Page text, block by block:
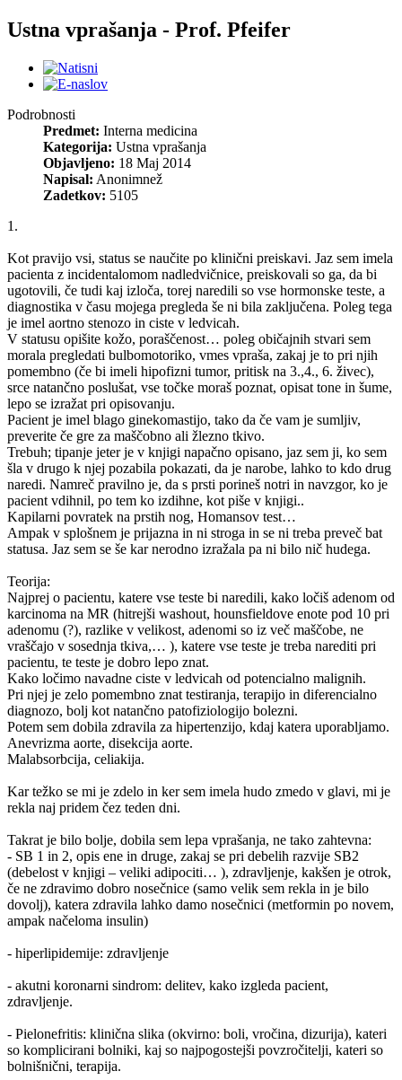
Ustna vprašanja - Prof. Pfeifer
Podrobnosti
Predmet: Interna medicina
Kategorija: Ustna vprašanja
Objavljeno: 18 Maj 2014
Napisal: Anonimnež
Zadetkov: 5105
1.
Kot pravijo vsi, status se naučite po klinični preiskavi. Jaz sem imela
pacienta z incidentalomom nadledvičnice, preiskovali so ga, da bi
ugotovili, če tudi kaj izloča, torej naredili so vse hormonske teste, a
diagnostika v času mojega pregleda še ni bila zaključena. Poleg tega
je imel aortno stenozo in ciste v ledvicah.
V statusu opišite kožo, poraščenost… poleg običajnih stvari sem
morala pregledati bulbomotoriko, vmes vpraša, zakaj je to pri njih
pomembno (če bi imeli hipofizni tumor, pritisk na 3.,4., 6. živec),
srce natančno poslušat, vse točke moraš poznat, opisat tone in šume,
lepo se izražat pri opisovanju.
Pacient je imel blago ginekomastijo, tako da če vam je sumljiv,
preverite če gre za maščobno ali žlezno tkivo.
Trebuh; tipanje jeter je v knjigi napačno opisano, jaz sem ji, ko sem
šla v drugo k njej pozabila pokazati, da je narobe, lahko to kdo drug
naredi. Namreč pravilno je, da s prsti porineš notri in navzgor, ko je
pacient vdihnil, po tem ko izdihne, kot piše v knjigi..
Kapilarni povratek na prstih nog, Homansov test…
Ampak v splošnem je prijazna in ni stroga in se ni treba preveč bat
statusa. Jaz sem se še kar nerodno izražala pa ni bilo nič hudega.
Teorija:
Najprej o pacientu, katere vse teste bi naredili, kako ločiš adenom od
karcinoma na MR (hitrejši washout, hounsfieldove enote pod 10 pri
adenomu (?), razlike v velikost, adenomi so iz več maščobe, ne
vraščajo v sosednja tkiva,… ), katere vse teste je treba narediti pri
pacientu, te teste je dobro lepo znat.
Kako ločimo navadne ciste v ledvicah od potencialno malignih.
Pri njej je zelo pomembno znat testiranja, terapijo in diferencialno
diagnozo, bolj kot natančno patofiziologijo bolezni.
Potem sem dobila zdravila za hipertenzijo, kdaj katera uporabljamo.
Anevrizma aorte, disekcija aorte.
Malabsorbcija, celiakija.
Kar težko se mi je zdelo in ker sem imela hudo zmedo v glavi, mi je
rekla naj pridem čez teden dni.
Takrat je bilo bolje, dobila sem lepa vprašanja, ne tako zahtevna:
- SB 1 in 2, opis ene in druge, zakaj se pri debelih razvije SB2
(debelost v knjigi – veliki adipociti… ), zdravljenje, kakšen je otrok,
če ne zdravimo dobro nosečnice (samo velik sem rekla in je bilo
dovolj), katera zdravila lahko damo nosečnici (metformin po novem,
ampak načeloma insulin)
- hiperlipidemije: zdravljenje
- akutni koronarni sindrom: delitev, kako izgleda pacient,
zdravljenje.
- Pielonefritis: klinična slika (okvirno: boli, vročina, dizurija), kateri
so komplicirani bolniki, kaj so najpogostejši povzročitelji, kateri so
bolnišnični, terapija.